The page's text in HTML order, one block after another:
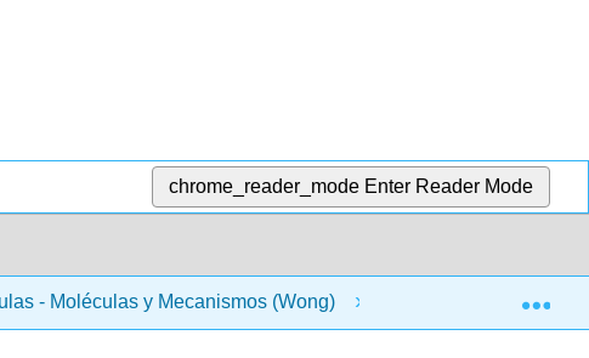
chrome_reader_mode Enter Reader Mode
- Moléculas y Mecanismos (Wong) 16: Virus,